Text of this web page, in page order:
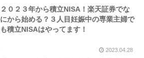
２０２３年から積立NISA！楽天証券でな
にから始める？３人目妊娠中の専業主婦で
も積立NISAはやってます！
2023.04.28